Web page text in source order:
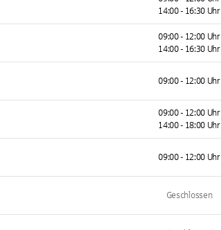
14:00 - 16:30 Uhr
09:00 - 12:00 Uhr
14:00 - 16:30 Uhr
09:00 - 12:00 Uhr
09:00 - 12:00 Uhr
14:00 - 18:00 Uhr
09:00 - 12:00 Uhr
Geschlossen